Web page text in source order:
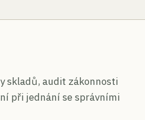
skladů, audit zákonnosti
při jednání se správními